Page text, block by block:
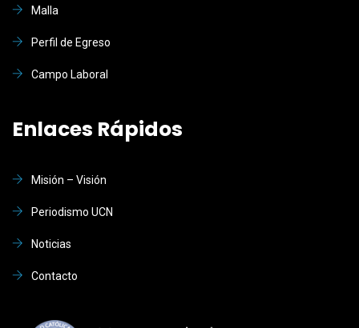
Malla
Perfil de Egreso
Campo Laboral
Enlaces Rápidos
Misión – Visión
Periodismo UCN
Noticias
Contacto